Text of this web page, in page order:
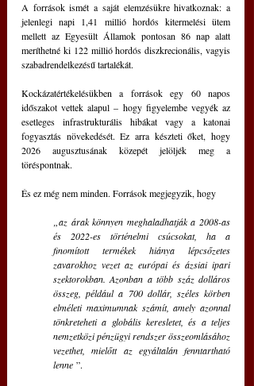
A források ismét a saját elemzésükre hivatkoznak: a
jelenlegi napi 1,41 millió hordós kitermelési ütem
mellett az Egyesült Államok pontosan 86 nap alatt
meríthetné ki 122 millió hordós diszkrecionális, vagyis
szabadrendelkezésű tartalékát.
Kockázatértékelésükben a források egy 60 napos
időszakot vettek alapul – hogy figyelembe vegyék az
esetleges infrastrukturális hibákat vagy a katonai
fogyasztás növekedését. Ez arra készteti őket, hogy
2026 augusztusának közepét jelöljék meg a
töréspontnak.
És ez még nem minden. Források megjegyzik, hogy
„az árak könnyen meghaladhatják a 2008-as
és 2022-es történelmi csúcsokat, ha a
finomított termékek hiánya lépcsőzetes
zavarokhoz vezet az európai és ázsiai ipari
szektorokban. Azonban a több száz dolláros
összeg, például a 700 dollár, széles körben
elméleti maximumnak számít, amely azonnal
tönkreteheti a globális keresletet, és a teljes
nemzetközi pénzügyi rendszer összeomlásához
vezethet, mielőtt az egyáltalán fenntartható
lenne ”.